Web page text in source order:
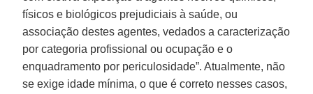
físicos e biológicos prejudiciais à saúde, ou
associação destes agentes, vedados a caracterização
por categoria profissional ou ocupação e o
enquadramento por periculosidade”. Atualmente, não
se exige idade mínima, o que é correto nesses casos,